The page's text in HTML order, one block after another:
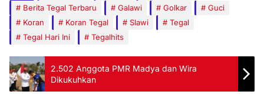
Berita Tegal Terbaru Galawi Golkar
Guci
Koran
Koran Tegal Slawi
Tegal
Tegal Hari Ini
Tegalhits
2.502 Anggota PMR Madya dan Wira
Dikukuhkan